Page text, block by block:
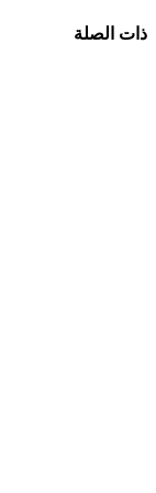
ذات الصلة